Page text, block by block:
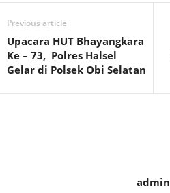
Previous article
Upacara HUT Bhayangkara
Ke – 73, Polres Halsel
Gelar di Polsek Obi Selatan
admin